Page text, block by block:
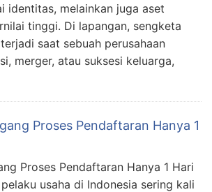
identitas, melainkan juga aset
tinggi. Di lapangan, sengketa
saat sebuah perusahaan
merger, atau suksesi keluarga,
Proses Pendaftaran Hanya 1
Proses Pendaftaran Hanya 1 Hari
usaha di Indonesia sering kali